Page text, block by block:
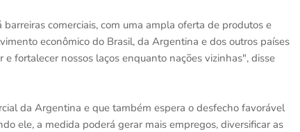
comerciais, com uma ampla oferta de produtos e
econômico do Brasil, da Argentina e dos outros países
fortalecer nossos laços enquanto nações vizinhas", disse
da Argentina e que também espera o desfecho favorável
ele, a medida poderá gerar mais empregos, diversificar as